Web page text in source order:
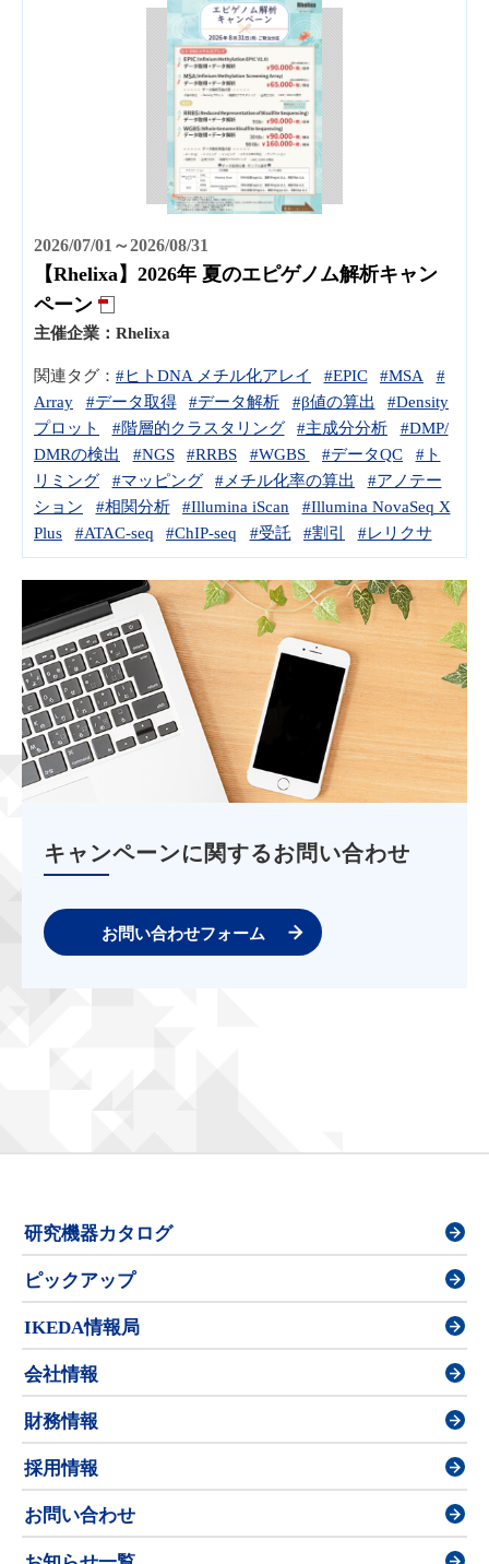
2026/07/01～2026/08/31
【Rhelixa】2026年 夏のエピゲノム解析キャン
ペーン
主催企業： Rhelixa
関連タグ： #ヒトDNA メチル化アレイ #EPIC #MSA
#
Array
#データ取得 #データ解析 #β値の算出
#Density
プロット
#階層的クラスタリング #主成分分析
#DMP/
DMRの検出
#NGS #RRBS #WGBS #データQC
#ト
リミング
#マッピング #メチル化率の算出
#アノテー
ション
#相関分析 #Illumina iScan
#Illumina NovaSeq X
Plus
#ATAC-seq #ChIP-seq #受託 #割引 #レリクサ
キャンペーンに関するお問い合わせ
お問い合わせフォーム
研究機器カタログ
ピックアップ
IKEDA情報局
会社情報
財務情報
採用情報
お問い合わせ